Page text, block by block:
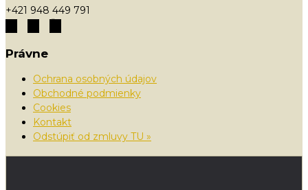
+421 948 449 791
Právne
Ochrana osobných údajov
Obchodné podmienky
Cookies
Kontakt
Odstúpiť od zmluvy TU »